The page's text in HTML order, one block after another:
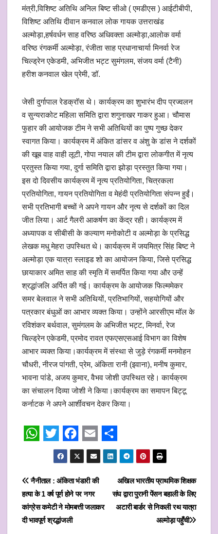
मंत्री,विशिष्ट अतिथि अनिल बिष्ट सीओ ( एमडीएस ) आईटीबीपी,
विशिष्ट अतिथि दीवान कनवाल लोक गायक उत्तराखंड
अल्मोड़ा,हर्षवर्धन साह वरिष्ठ अधिवक्ता अल्मोड़ा,आलोक वर्मा
वरिष्ठ रंगकर्मी अल्मोड़ा, रंजीता साह प्रधानाचार्या मिनर्वा रेज
चिल्ड्रेन एकेडमी, अभिजीत भट्ट सुमंगलम, संजय वर्मा (टैनी)
हरीश कनवाल खेल प्रेमी, डॉ.
जेसी दुर्गापाल रेडक्रॉस थे। कार्यक्रम का शुभारंभ दीप प्रज्वलन
व सुन्यराकोट महिला समिति द्वारा शगुनाखर गाकर हुआ। चौमास
फुहार की आयोजक टीम ने सभी अतिथियों का पुष्प गुच्छ देकर
स्वागत किया। कार्यक्रम में अंकित डांसर व अंशु के डांस ने दर्शकों
की खूब वाह वाही लूटी, गोपा नयाल की टीम द्वारा लोकगीत में नृत्य
प्रतुस्त किया गया, दुर्गा समिति द्वारा झोड़ा प्रस्तुत किया गया।
इस दो दिवसीय कार्यक्रम में नृत्य प्रतियोगिता, चित्रकला
प्रतियोगिता, गायन प्रतियोगिता व मेहंदी प्रतियोगिता संपन्न हुईं।
सभी प्रतिभागी बच्चों ने अपने गायन और नृत्य से दर्शकों का दिल
जीत लिया। आर्ट गैलरी आकर्षण का केंद्र रही। कार्यक्रम में
अध्यापक व सीबीसी के कल्याण मनोकोटी व अल्मोड़ा के प्रसिद्ध
लेखक मधु मेहरा उपस्थित थे। कार्यक्रम में जयमित्र सिंह बिष्ट ने
अल्मोड़ा एक यात्रा स्लाइड शो का आयोजन किया, जिसे प्रसिद्ध
छायाकार अमित साह की स्मृति में समर्पित किया गया और उन्हें
श्रद्धांजलि अर्पित की गई। कार्यक्रम के आयोजक फिल्ममेकर
समर बेलवाल ने सभी अतिथियों, प्रतिभागियों, सहयोगियों और
पत्रकार बंधुओं का आभार व्यक्त किया। उन्होंने आरसीएम मॉल के
रविशंकर बर्थवाल, सुमंगलम के अभिजीत भट्ट, मिनर्वा, रेज
चिल्ड्रेन एकेडमी, प्रमोद रावत एफएसएसआई विभाग का विशेष
आभार व्यक्त किया।कार्यक्रम में संस्था से जुड़े रंगकर्मी मनमोहन
चौधरी, नीरज पांगती, प्रेम, अंकिता रानी (इवाना), मनीष कुमार,
भावना पांडे, अजय कुमार, वैभव जोशी उपस्थित रहे। कार्यक्रम
का संचालन दिव्या जोशी ने किया।कार्यक्रम का समापन बिट्टू
कर्नाटक ने अपने आर्शीवचन देकर किया।
a
t
s
A
w
i
t
t
e
F
a
c
e
b
o
E
m
a
i
l
S
h
e
Post
navigation
अखिल भारतीय प्राथमिक शिक्षक
संघ द्वारा पुरानी पेंसन बहाली के लिए
अटारी बार्डर से निकली रथ यात्रा
अल्मोड़ा पहुँची
नैनीताल : अंकिता भंडारी की
हत्या के 1 वर्ष पूर्ण होने पर नगर
कांग्रेस कमेटी ने मोमबत्ती जलाकर
दी भावपूर्ण श्रद्धांजली